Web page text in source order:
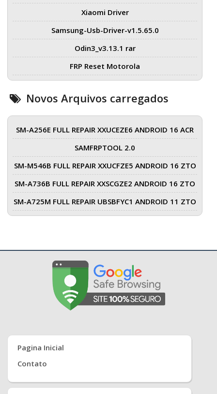
Xiaomi Driver
Samsung-Usb-Driver-v1.5.65.0
Odin3_v3.13.1 rar
FRP Reset Motorola
Novos Arquivos carregados
SM-A256E FULL REPAIR XXUCEZE6 ANDROID 16 ACR
SAMFRPTOOL 2.0
SM-M546B FULL REPAIR XXUCFZE5 ANDROID 16 ZTO
SM-A736B FULL REPAIR XXSCGZE2 ANDROID 16 ZTO
SM-A725M FULL REPAIR UBSBFYC1 ANDROID 11 ZTO
Pagina Inicial
Contato